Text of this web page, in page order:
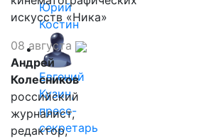
Юрий
Костин
Евгений
Кузин,
пресс-
секретарь
искусств «Ника»
08 августа
Андрей
Колесников
российский
журналист,
редактор,